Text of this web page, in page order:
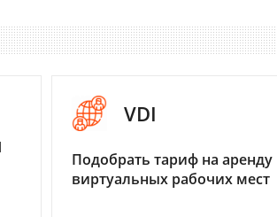
VDI
Подобрать тариф на аренду
виртуальных рабочих мест